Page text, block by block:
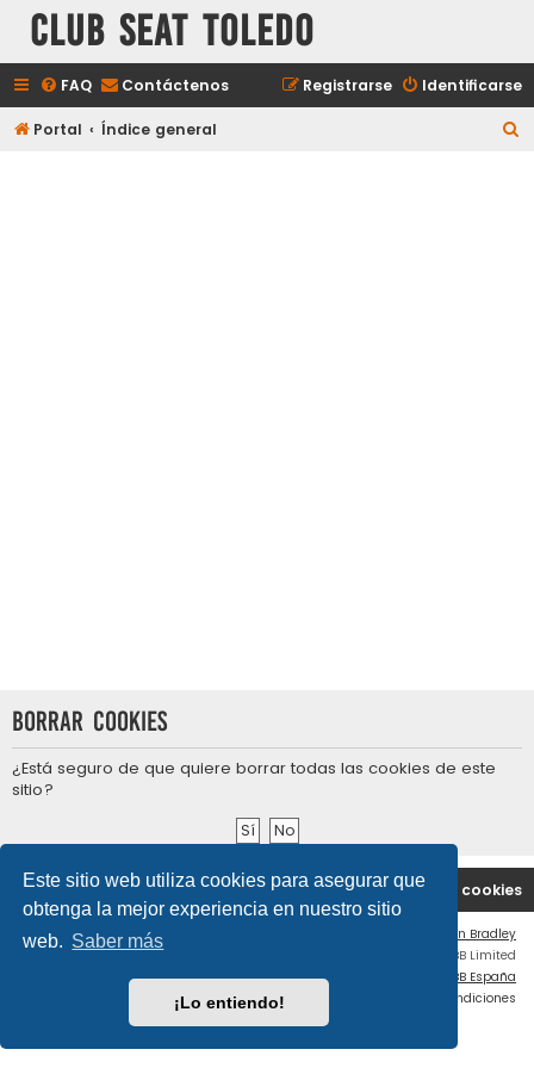
Este sitio web utiliza cookies para asegurar que
obtenga la mejor experiencia en nuestro sitio
web. Saber más
¡Lo entiendo!
Club Seat Toledo
FAQ Contáctenos Identificarse
Registrarse
Portal Índice general
Borrar cookies
¿Está seguro de que quiere borrar todas las cookies de este
sitio?
Portal Índice general Borrar cookies
Contáctenos
Ian Bradley
Desarrollado por
® Forum Software © phpBB Limited
Traducción al español por
phpBB España
Condiciones